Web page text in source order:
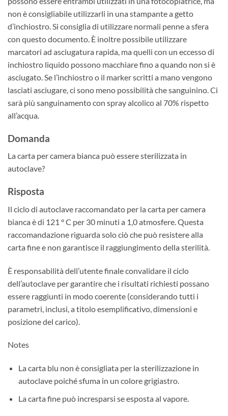
non è consigliabile utilizzarli in una stampante a getto
d’inchiostro. Si consiglia di utilizzare normali penne a sfera
con questo documento. È inoltre possibile utilizzare
marcatori ad asciugatura rapida, ma quelli con un eccesso di
inchiostro liquido possono macchiare fino a quando non si è
asciugato. Se l’inchiostro o il marker scritti a mano vengono
lasciati asciugare, ci sono meno possibilità che sanguinino. Ci
sarà più sanguinamento con spray alcolico al 70% rispetto
all’acqua.
Domanda
La carta per camera bianca può essere sterilizzata in
autoclave?
Risposta
Il ciclo di autoclave raccomandato per la carta per camera
bianca è di 121 ° C per 30 minuti a 1,0 atmosfere. Questa
raccomandazione riguarda solo ciò che può resistere alla
carta fine e non garantisce il raggiungimento della sterilità.
È responsabilità dell’utente finale convalidare il ciclo
dell’autoclave per garantire che i risultati richiesti possano
essere raggiunti in modo coerente (considerando tutti i
parametri, inclusi, a titolo esemplificativo, dimensioni e
posizione del carico).
Notes
La carta blu non è consigliata per la sterilizzazione in
autoclave poiché sfuma in un colore grigiastro.
La carta fine può incresparsi se esposta al vapore.